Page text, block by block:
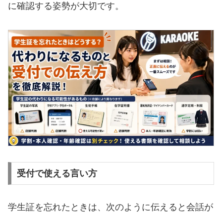
に確認する姿勢が大切です。
受付で使える言い方
学生証を忘れたときは、次のように伝えると会話が